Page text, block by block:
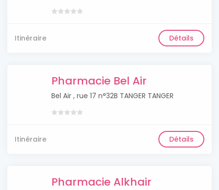
Itinéraire Détails
Pharmacie Bel Air
Bel Air , rue 17 n°32B TANGER TANGER
Itinéraire Détails
Pharmacie Alkhair